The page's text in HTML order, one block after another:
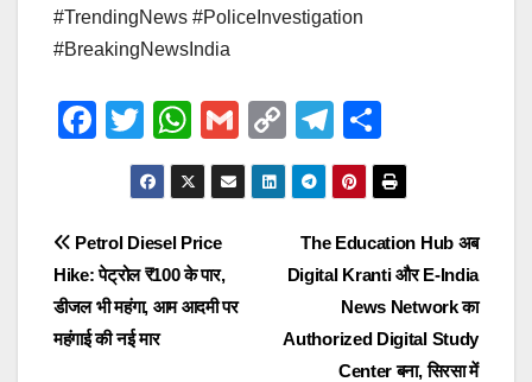
#TrendingNews #PoliceInvestigation
#BreakingNewsIndia
F
e
b
o
o
T
wi
tt
er
W
h
at
s
A
p
G
m
ail
C
o
p
y
Li
k
T
el
e
gr
a
m
h
ar
e
Post
navigation
The Education Hub अब
Digital Kranti और E-India
News Network का
Authorized Digital Study
Center बना, सिरसा में
Petrol Diesel Price
Hike: पेट्रोल ₹100 के पार,
डीजल भी महंगा, आम आदमी पर
महंगाई की नई मार